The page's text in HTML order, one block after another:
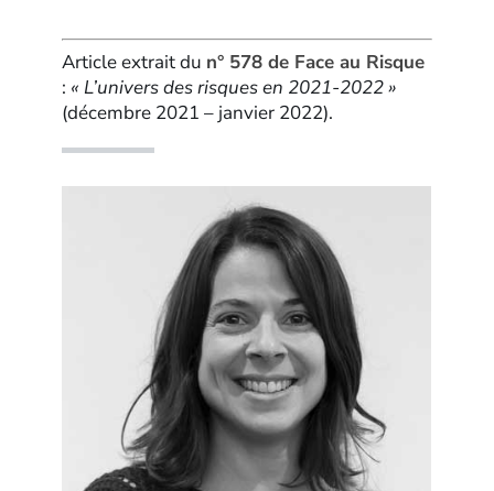
Article extrait du n° 578 de Face au Risque
: « L’univers des risques en 2021-2022 »
(décembre 2021 – janvier 2022).